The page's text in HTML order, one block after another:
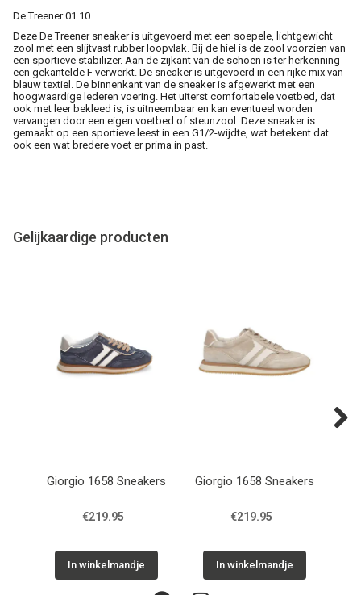
De Treener 01.10
Deze De Treener sneaker is uitgevoerd met een soepele, lichtgewicht
zool met een slijtvast rubber loopvlak. Bij de hiel is de zool voorzien van
een sportieve stabilizer. Aan de zijkant van de schoen is ter herkenning
een gekantelde F verwerkt. De sneaker is uitgevoerd in een rijke mix van
blauw textiel. De binnenkant van de sneaker is afgewerkt met een
hoogwaardige lederen voering. Het uiterst comfortabele voetbed, dat
ook met leer bekleed is, is uitneembaar en kan eventueel worden
vervangen door een eigen voetbed of steunzool. Deze sneaker is
gemaakt op een sportieve leest in een G1/2-wijdte, wat betekent dat
ook een wat bredere voet er prima in past.
Gelijkaardige producten
Giorgio 1658 Sneakers
€219.95
In winkelmandje
Giorgio 1658 Sneakers
€219.95
In winkelmandje